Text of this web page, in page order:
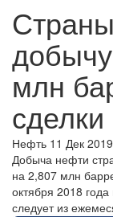
млн
Нефть 11 Дек 2019
Добыча нефти
на 2,807 млн
октября 2018
следует из